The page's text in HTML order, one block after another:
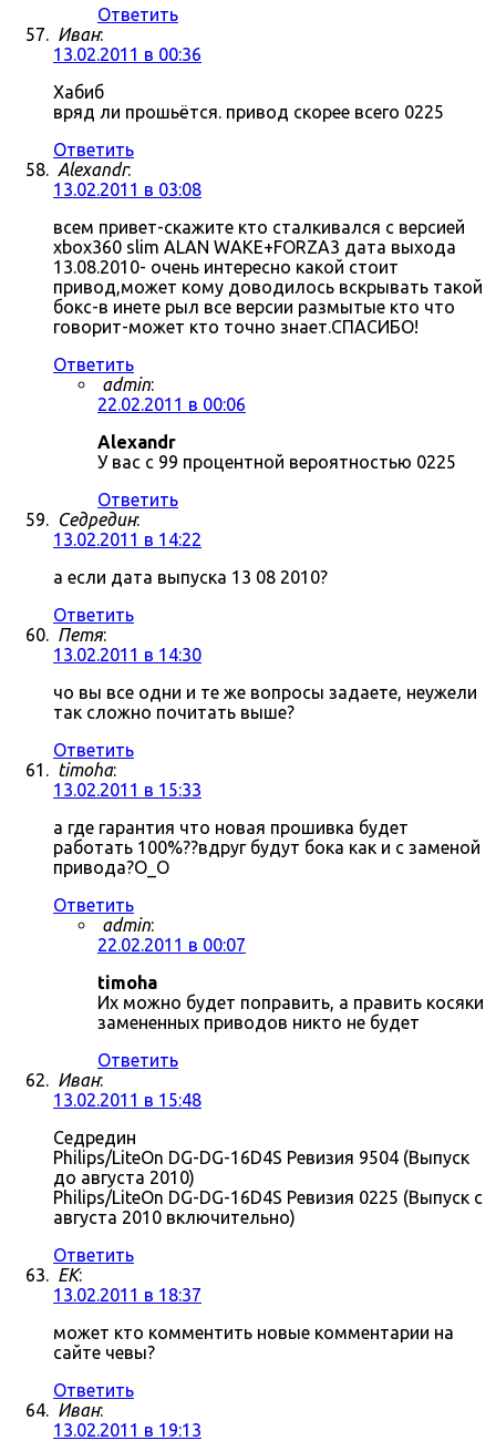
Ответить
Иван:
13.02.2011 в 00:36
Хабиб
вряд ли прошьётся. привод скорее всего 0225
Ответить
Alexandr:
13.02.2011 в 03:08
всем привет-скажите кто сталкивался с версией
xbox360 slim ALAN WAKE+FORZA3 дата выхода
13.08.2010- очень интересно какой стоит
привод,может кому доводилось вскрывать такой
бокс-в инете рыл все версии размытые кто что
говорит-может кто точно знает.СПАСИБО!
Ответить
admin:
22.02.2011 в 00:06
Alexandr
У вас с 99 процентной вероятностью 0225
Ответить
Седредин:
13.02.2011 в 14:22
а если дата выпуска 13 08 2010?
Ответить
Петя:
13.02.2011 в 14:30
чо вы все одни и те же вопросы задаете, неужели
так сложно почитать выше?
Ответить
timoha:
13.02.2011 в 15:33
а где гарантия что новая прошивка будет
работать 100%??вдруг будут бока как и с заменой
привода?О_О
Ответить
admin:
22.02.2011 в 00:07
timoha
Их можно будет поправить, а править косяки
замененных приводов никто не будет
Ответить
Иван:
13.02.2011 в 15:48
Седредин
Philips/LiteOn DG-DG-16D4S Ревизия 9504 (Выпуск
до августа 2010)
Philips/LiteOn DG-DG-16D4S Ревизия 0225 (Выпуск с
августа 2010 включительно)
Ответить
ЕK:
13.02.2011 в 18:37
может кто комментить новые комментарии на
сайте чевы?
Ответить
Иван:
13.02.2011 в 19:13